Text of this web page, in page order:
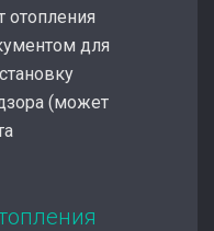
отопления
для
(может